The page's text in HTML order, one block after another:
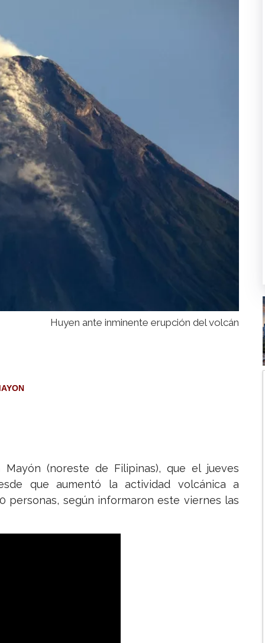
Huyen ante inminente erupción del volcán
(noreste de Filipinas), que el jueves
que aumentó la actividad volcánica a
personas, según informaron este viernes las